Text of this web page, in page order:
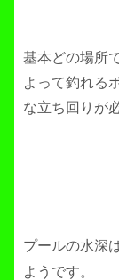
基本どの場所
よって釣れる
な立ち回りが
プールの水深
ようです。